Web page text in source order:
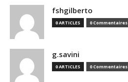
fshgilberto
0 ARTICLES 0 Commentaires
g.savini
0 ARTICLES 0 Commentaires